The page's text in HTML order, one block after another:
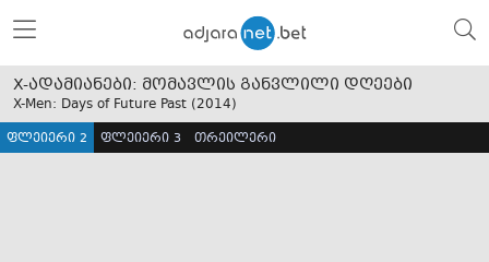
X-ადამიანები: მომავლის განვლილი დღეები
X-Men: Days of Future Past (2014)
ფლეიერი 2 ფლეიერი 3 თრეილერი